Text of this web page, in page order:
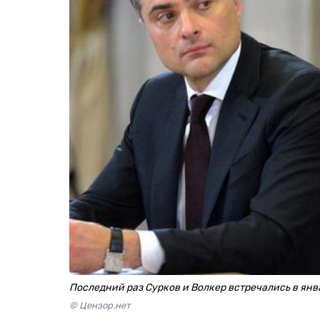
Последний раз Сурков и Волкер встречались в
© Цензор.нет